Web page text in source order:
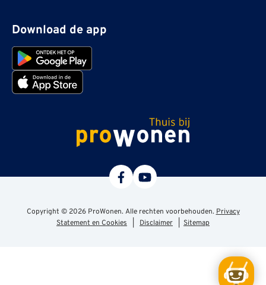
Download de app
ProWonen
Copyright © 2026 ProWonen. Alle rechten voorbehouden. Privacy
Statement en Cookies
Disclaimer Sitemap